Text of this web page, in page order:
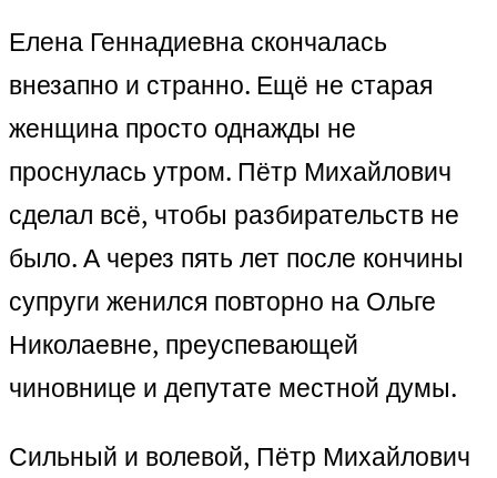
Елена Геннадиевна скончалась
внезапно и странно. Ещё не старая
женщина просто однажды не
проснулась утром. Пётр Михайлович
сделал всё, чтобы разбирательств не
было. А через пять лет после кончины
супруги женился повторно на Ольге
Николаевне, преуспевающей
чиновнице и депутате местной думы.
Сильный и волевой, Пётр Михайлович